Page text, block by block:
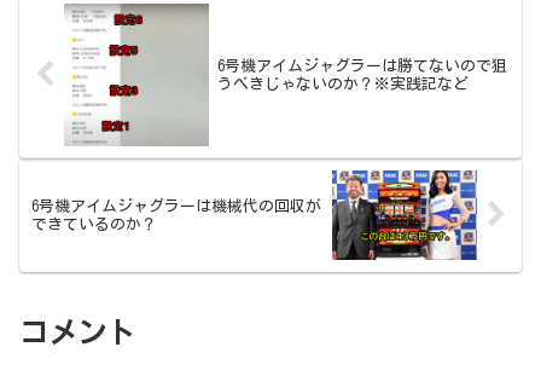
6号機アイムジャグラーは勝てないので狙
うべきじゃないのか？※実践記など
6号機アイムジャグラーは機械代の回収が
できているのか？
コメント